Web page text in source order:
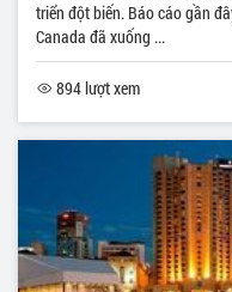
triển đột biến. Báo cáo gần
Canada đã xuống ...
894 lượt xem